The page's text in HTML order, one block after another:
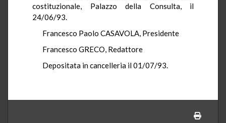
costituzionale, Palazzo della Consulta, il
24/06/93.
Francesco Paolo CASAVOLA, Presidente
Francesco GRECO, Redattore
Depositata in cancelleria il 01/07/93.